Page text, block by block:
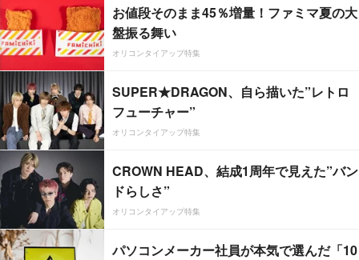
お値段そのまま45％増量！ファミマ夏の大
盤振る舞い
オリコンタイアップ特集
SUPER★DRAGON、自ら描いた”レトロ
フューチャー”
オリコンタイアップ特集
CROWN HEAD、結成1周年で見えた”バン
ドらしさ”
オリコンタイアップ特集
パソコンメーカー社員が本気で選んだ「10